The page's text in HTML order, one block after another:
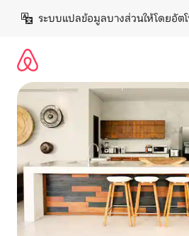
เนื้อหา
ระบบแปลข้อมูลบางส่วนให้โดยอัต